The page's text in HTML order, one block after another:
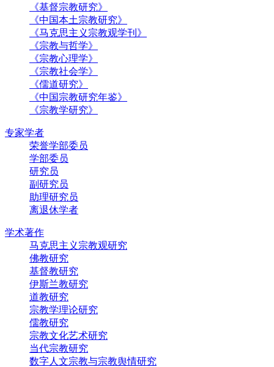
《基督宗教研究》
《中国本土宗教研究》
《马克思主义宗教观学刊》
《宗教与哲学》
《宗教心理学》
《宗教社会学》
《儒道研究》
《中国宗教研究年鉴》
《宗教学研究》
专家学者
荣誉学部委员
学部委员
研究员
副研究员
助理研究员
离退休学者
学术著作
马克思主义宗教观研究
佛教研究
基督教研究
伊斯兰教研究
道教研究
宗教学理论研究
儒教研究
宗教文化艺术研究
当代宗教研究
数字人文宗教与宗教舆情研究